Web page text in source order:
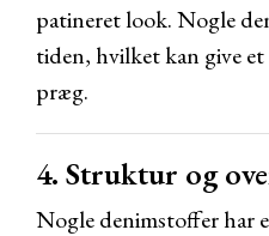
patineret look. Nogle
tiden, hvilket kan give
præg.
4. Struktur og
Nogle denimstoffer har